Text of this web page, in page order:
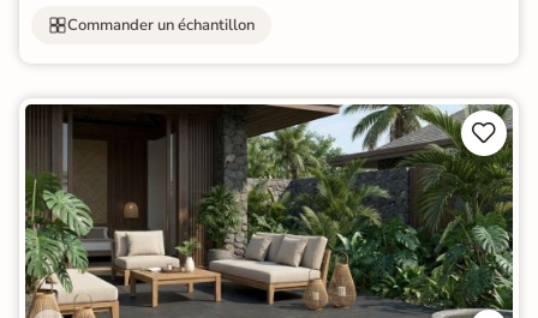
Commander un échantillon

